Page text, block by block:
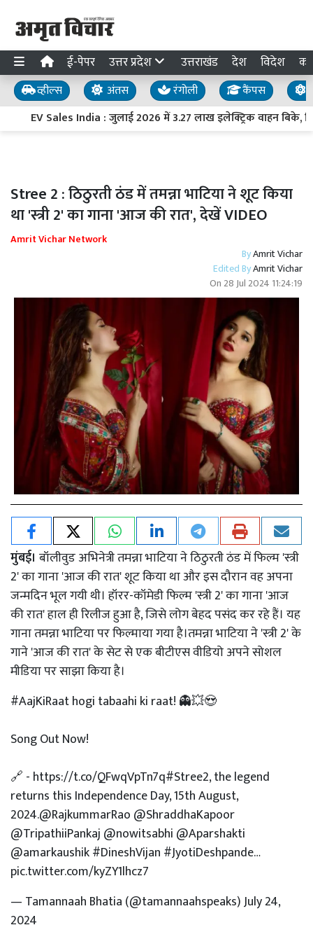
ई-पेपर उत्तर प्रदेश उत्तराखंड देश विदेश
व्हील्स अंतस रंगोली कैंपस
EV Sales India : जुलाई 2026 में 3.27 लाख इलेक्ट्रिक वाहन बिके,
Stree 2 : ठिठुरती ठंड में तमन्ना भाटिया ने शूट किया
था 'स्त्री 2' का गाना 'आज की रात', देखें VIDEO
Amrit Vichar Network
ByAmrit Vichar
Edited ByAmrit Vichar
On 28 Jul 2024 11:24:19
मुंबई। बॉलीवुड अभिनेत्री तमन्ना भाटिया ने ठिठुरती ठंड में फिल्म 'स्त्री
2' का गाना 'आज की रात' शूट किया था और इस दौरान वह अपना
जन्मदिन भूल गयी थी। हॉरर-कॉमेडी फिल्म 'स्त्री 2' का गाना 'आज
की रात' हाल ही रिलीज हुआ है, जिसे लोग बेहद पसंद कर रहे हैं। यह
गाना तमन्ना भाटिया पर फिल्माया गया है।तमन्ना भाटिया ने 'स्त्री 2' के
गाने 'आज की रात' के सेट से एक बीटीएस वीडियो अपने सोशल
मीडिया पर साझा किया है।
#AajKiRaathogi tabaahi ki raat! 👻💥😍
Song Out Now!
🔗 - https://t.co/QFwqVpTn7q#Stree2, the legend
returns this Independence Day, 15th August,
2024.@RajkummarRao @ShraddhaKapoor
@TripathiiPankaj @nowitsabhi @Aparshakti
@amarkaushik#DineshVijan #JyotiDeshpande…
pic.twitter.com/kyZY1lhcz7
— Tamannaah Bhatia (@tamannaahspeaks)July 24,
2024